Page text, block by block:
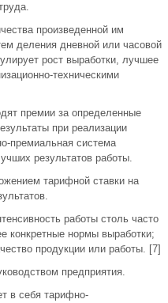
произведенной им
деления дневной или часовой
рост выработки, лучшее
техническими
премии за определенные
при реализации
премиальная система
результатов работы.
тарифной ставки на
работы столь часто
конкретные нормы выработки;
продукции или работы. [7]
предприятия.
в себя тарифно-